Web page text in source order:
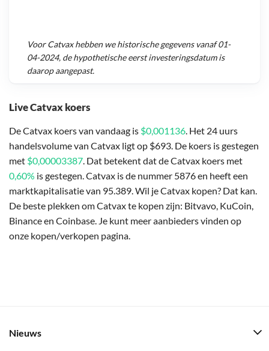
Live Catvax koers
De Catvax koers van vandaag is $0,001136. Het 24 uurs
handelsvolume van Catvax ligt op $693. De koers is gestegen
met $0,00003387. Dat betekent dat de Catvax koers met
0,60% is gestegen. Catvax is de nummer 5876 en heeft een
marktkapitalisatie van 95.389. Wil je Catvax kopen? Dat kan.
De beste plekken om Catvax te kopen zijn: Bitvavo, KuCoin,
Binance en Coinbase. Je kunt meer aanbieders vinden op
onze kopen/verkopen pagina.
VoorCatvaxhebben we historische gegevens vanaf01-
04-2024, de hypothetische eerst investeringsdatum is
daarop aangepast.
Nieuws